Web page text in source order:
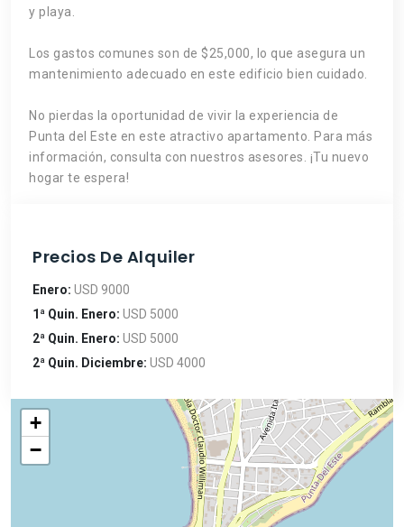
y playa.
Los gastos comunes son de $25,000, lo que asegura un
mantenimiento adecuado en este edificio bien cuidado.
No pierdas la oportunidad de vivir la experiencia de
Punta del Este en este atractivo apartamento. Para más
información, consulta con nuestros asesores. ¡Tu nuevo
hogar te espera!
Precios De Alquiler
Enero: USD 9000
1ª Quin. Enero: USD 5000
2ª Quin. Enero: USD 5000
2ª Quin. Diciembre: USD 4000
+
−